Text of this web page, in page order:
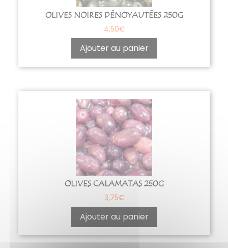
OLIVES NOIRES DÉNOYAUTÉES 250G
4,50€
Ajouter au panier
OLIVES CALAMATAS 250G
3,75€
Ajouter au panier